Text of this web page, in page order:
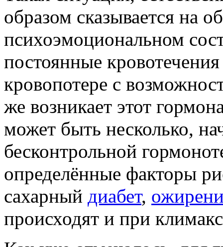
образом сказывается на
психоэмоциональном
постоянные
кровопотере с
же возникает этот
может быть несколько,
бесконтрольной
определённые факторы
сахарный диабет,
происходят и при